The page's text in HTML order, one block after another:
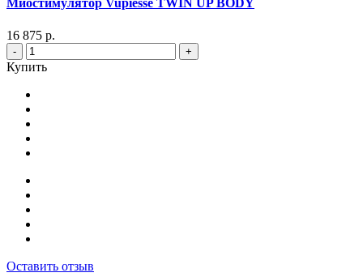
Миостимулятор Vupiesse TWIN UP BODY
16 875 р.
- +
Купить
Оставить отзыв